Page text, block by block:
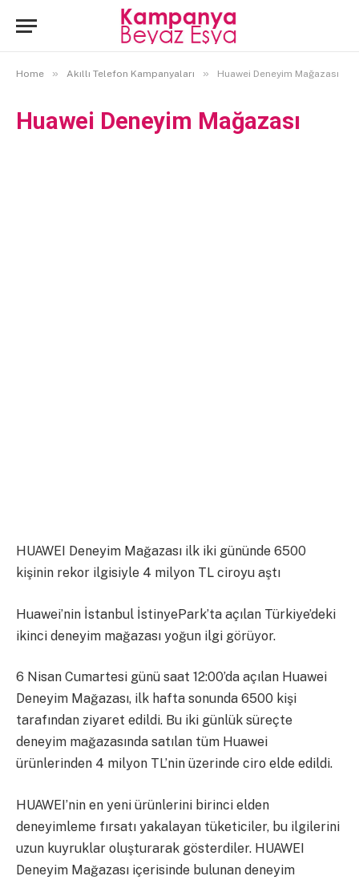
Home » Akıllı Telefon Kampanyaları » Huawei Deneyim Mağazası
Huawei Deneyim Mağazası
HUAWEI Deneyim Mağazası ilk iki gününde 6500
kişinin rekor ilgisiyle 4 milyon TL ciroyu aştı
Huawei’nin İstanbul İstinyePark’ta açılan Türkiye’deki
ikinci deneyim mağazası yoğun ilgi görüyor.
6 Nisan Cumartesi günü saat 12:00’da açılan Huawei
Deneyim Mağazası, ilk hafta sonunda 6500 kişi
tarafından ziyaret edildi. Bu iki günlük süreçte
deneyim mağazasında satılan tüm Huawei
ürünlerinden 4 milyon TL’nin üzerinde ciro elde edildi.
HUAWEI’nin en yeni ürünlerini birinci elden
deneyimleme fırsatı yakalayan tüketiciler, bu ilgilerini
uzun kuyruklar oluşturarak gösterdiler. HUAWEI
Deneyim Mağazası içerisinde bulunan deneyim